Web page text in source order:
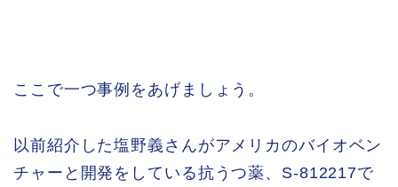
ここで一つ事例をあげましょう。
以前紹介した塩野義さんがアメリカのバイオベン
チャーと開発をしている抗うつ薬、S-812217で